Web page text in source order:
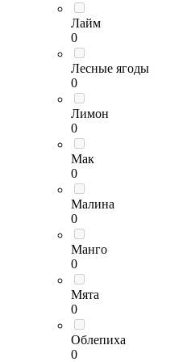
Лайм
0
Лесные ягоды
0
Лимон
0
Мак
0
Малина
0
Манго
0
Мята
0
Облепиха
0